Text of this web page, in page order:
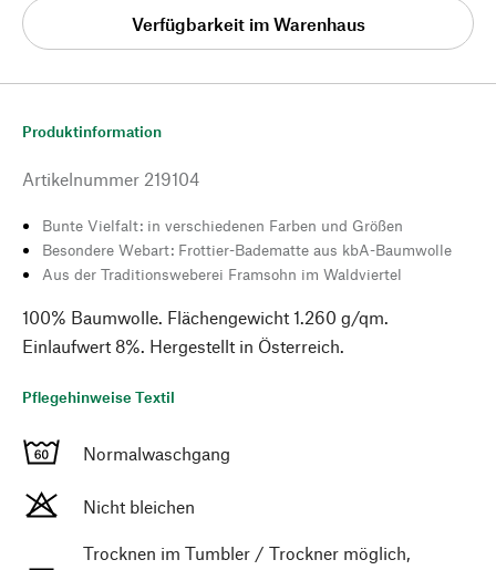
Verfügbarkeit im Warenhaus
Produktinformation
Artikelnummer 219104
Bunte Vielfalt: in verschiedenen Farben und Größen
Besondere Webart: Frottier-Badematte aus kbA-Baumwolle
Aus der Traditionsweberei Framsohn im Waldviertel
100% Baumwolle. Flächengewicht 1.260 g/qm.
Einlaufwert 8%. Hergestellt in Österreich.
Pflegehinweise Textil
Normalwaschgang
Nicht bleichen
Trocknen im Tumbler / Trockner möglich,